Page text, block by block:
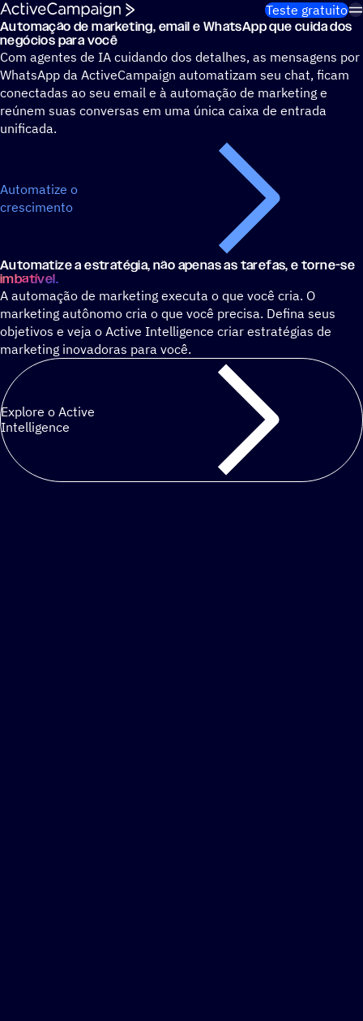
Pular para o conteúdo
Teste gratuito
Elimine 13 horas de trabalho de marketing desnecessário por
Automação de marketing, email e WhatsApp que cuida dos
negócios para você
Com agentes de IA cuidando dos detalhes, as mensagens por
WhatsApp da ActiveCampaign automatizam seu chat, ficam
conectadas ao seu email e à automação de marketing e
reúnem suas conversas em uma única caixa de entrada
unificada.
Automatize o
crescimento
Automatize a estratégia, não apenas as tarefas, e torne-se
imbatível.
A automação de marketing executa o que você cria. O
marketing autônomo cria o que você precisa. Defina seus
objetivos e veja o Active Intelligence criar estratégias de
marketing inovadoras para você.
Explore o Active
Intelligence